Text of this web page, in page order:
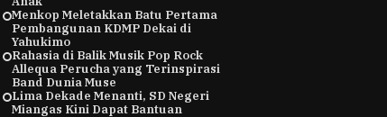
Menkop Meletakkan Batu Pertama
Pembangunan KDMP Dekai di
Yahukimo
Rahasia di Balik Musik Pop Rock
Allequa Perucha yang Terinspirasi
Band Dunia Muse
Lima Dekade Menanti, SD Negeri
Miangas Kini Dapat Bantuan